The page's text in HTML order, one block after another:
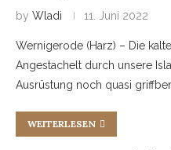
by Wladi 11. Juni 2022
Wernigerode (Harz) – Die
Angestachelt durch unsere
Ausrüstung noch quasi
WEITERLESEN